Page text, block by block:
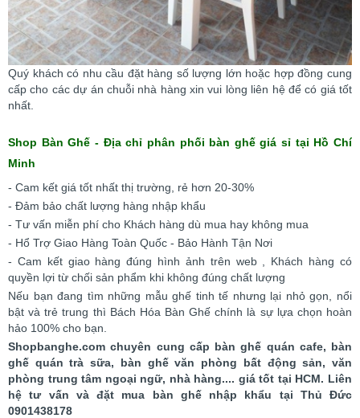
Quý khách có nhu cầu đặt hàng số lượng lớn hoặc hợp đồng cung
cấp cho các dự án chuỗi nhà hàng xin vui lòng liên hệ để có giá tốt
nhất.
Shop Bàn Ghế - Địa chỉ phân phối bàn ghế giá sỉ tại Hồ Chí
Minh
- Cam kết giá tốt nhất thị trường, rẻ hơn 20-30%
- Đảm bảo chất lượng hàng nhập khẩu
- Tư vấn miễn phí cho Khách hàng dù mua hay không mua
- Hổ Trợ Giao Hàng Toàn Quốc - Bảo Hành Tận Nơi
- Cam kết giao hàng đúng hình ảnh trên web , Khách hàng có
quyền lợi từ chối sản phẩm khi không đúng chất lượng
Nếu bạn đang tìm những mẫu ghế tinh tế nhưng lại nhỏ gọn, nổi
bật và trẻ trung thì Bách Hóa Bàn Ghế chính là sự lựa chọn hoàn
hảo 100% cho bạn.
Shopbanghe.com chuyên cung cấp bàn ghế quán cafe, bàn
ghế quán trà sữa, bàn ghế văn phòng bất động sản, văn
phòng trung tâm ngoại ngữ, nhà hàng.... giá tốt tại HCM. Liên
hệ tư vấn và đặt mua bàn ghế nhập khẩu tại Thủ Đức
0901438178